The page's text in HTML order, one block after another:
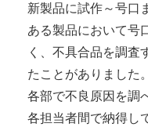
新製品に試作～号口
ある製品において号
く、不具合品を調査
たことがありました
各部で不良原因を調
各担当者間で納得し